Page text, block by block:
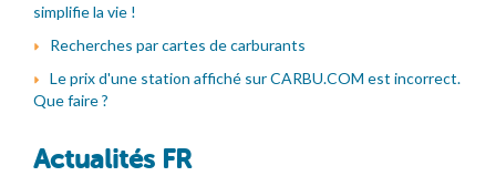
simplifie la vie !
Recherches par cartes de carburants
Le prix d'une station affiché sur CARBU.COM est incorrect.
Que faire ?
Actualités FR